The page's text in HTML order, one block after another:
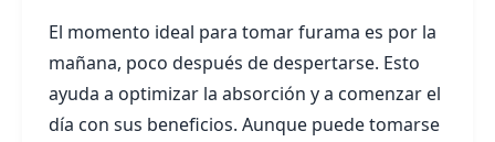
El momento ideal para tomar furama es por la
mañana, poco después de despertarse. Esto
ayuda a optimizar la absorción y a comenzar el
día con sus beneficios. Aunque puede tomarse